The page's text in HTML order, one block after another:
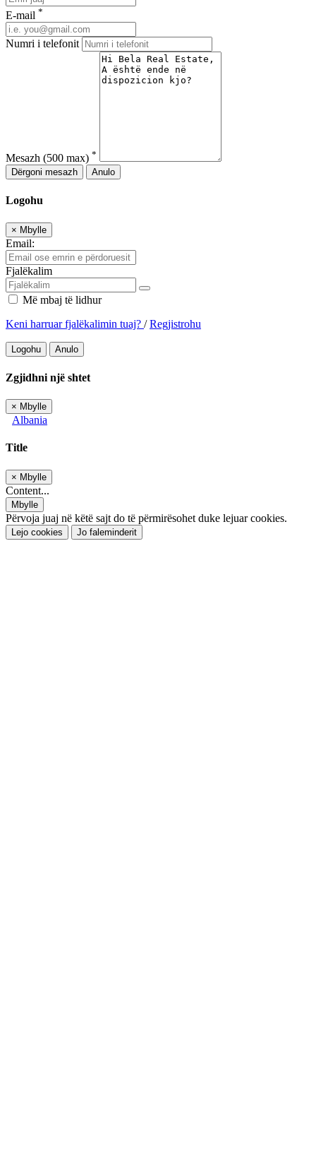
E-mail *
Numri i telefonit
Mesazh (500 max) *
Dërgoni mesazh
Anulo
Logohu
× Mbylle
Email:
Fjalëkalim
Më mbaj të lidhur
Keni harruar fjalëkalimin tuaj? /Regjistrohu
Logohu Anulo
Zgjidhni një shtet
× Mbylle
Albania
Title
× Mbylle
Content...
Mbylle
Përvoja juaj në këtë sajt do të përmirësohet duke lejuar cookies.
Lejo cookies Jo faleminderit